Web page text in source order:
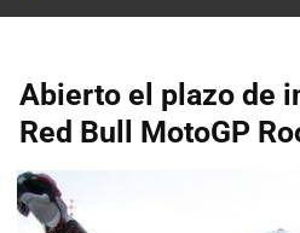
Abierto el plazo de
Red Bull MotoGP